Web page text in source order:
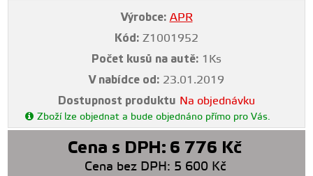
Výrobce: APR
Kód: Z1001952
Počet kusů na autě: 1Ks
V nabídce od: 23.01.2019
Dostupnost produktu Na objednávku
Zboží lze objednat a bude objednáno přímo pro Vás.
Cena s DPH: 6 776 Kč
Cena bez DPH: 5 600 Kč